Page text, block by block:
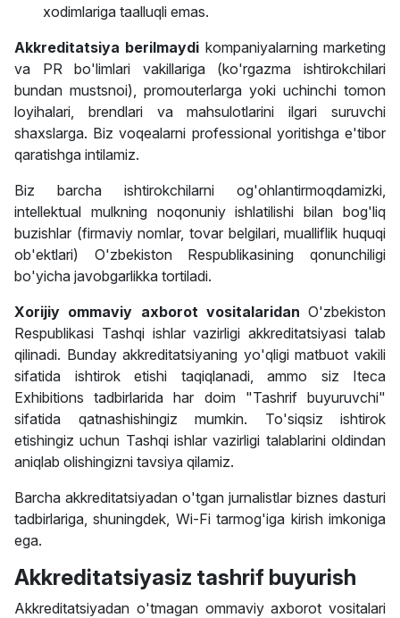
xodimlariga taalluqli emas.
Akkreditatsiya berilmaydi kompaniyalarning marketing
va PR bo'limlari vakillariga (ko'rgazma ishtirokchilari
bundan mustsnoi), promouterlarga yoki uchinchi tomon
loyihalari, brendlari va mahsulotlarini ilgari suruvchi
shaxslarga. Biz voqealarni professional yoritishga e'tibor
qaratishga intilamiz.
Biz barcha ishtirokchilarni og'ohlantirmoqdamizki,
intellektual mulkning noqonuniy ishlatilishi bilan bog'liq
buzishlar (firmaviy nomlar, tovar belgilari, mualliflik huquqi
ob'ektlari) O'zbekiston Respublikasining qonunchiligi
bo'yicha javobgarlikka tortiladi.
Xorijiy ommaviy axborot vositalaridan O'zbekiston
Respublikasi Tashqi ishlar vazirligi akkreditatsiyasi talab
qilinadi. Bunday akkreditatsiyaning yo'qligi matbuot vakili
sifatida ishtirok etishi taqiqlanadi, ammo siz Iteca
Exhibitions tadbirlarida har doim "Tashrif buyuruvchi"
sifatida qatnashishingiz mumkin. To'siqsiz ishtirok
etishingiz uchun Tashqi ishlar vazirligi talablarini oldindan
aniqlab olishingizni tavsiya qilamiz.
Barcha akkreditatsiyadan o'tgan jurnalistlar biznes dasturi
tadbirlariga, shuningdek, Wi-Fi tarmog'iga kirish imkoniga
ega.
Akkreditatsiyasiz tashrif buyurish
Akkreditatsiyadan o'tmagan ommaviy axborot vositalari